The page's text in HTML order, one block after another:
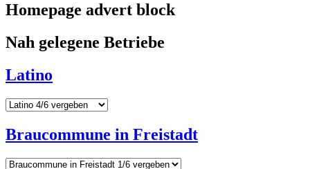
Homepage advert block
Nah gelegene Betriebe
Latino
Braucommune in Freistadt